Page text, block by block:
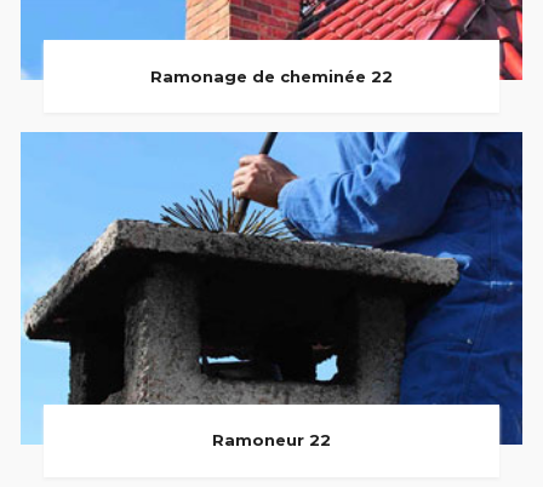
Ramonage de cheminée 22
Ramoneur 22